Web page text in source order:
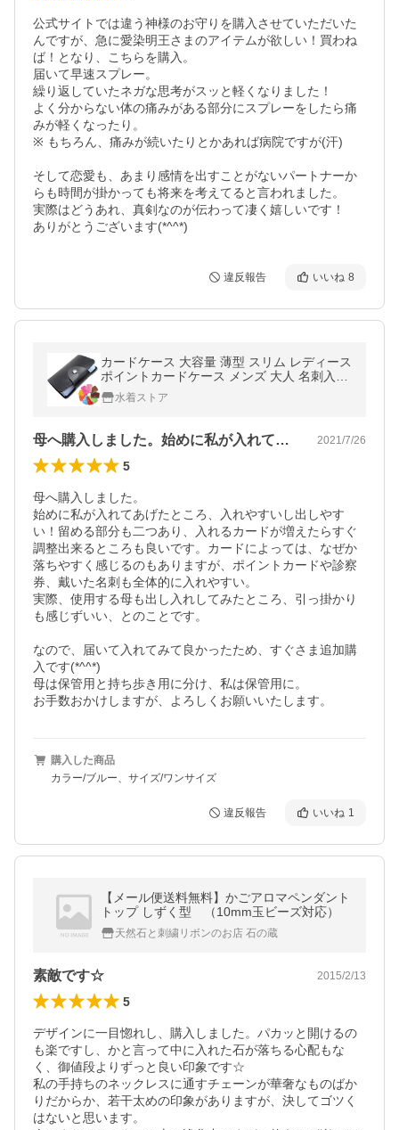
公式サイトでは違う神様のお守りを購入させていただいた
んですが、急に愛染明王さまのアイテムが欲しい！買わね
ば！となり、こちらを購入。
届いて早速スプレー。
繰り返していたネガな思考がスッと軽くなりました！
よく分からない体の痛みがある部分にスプレーをしたら痛
みが軽くなったり。
※ もちろん、痛みが続いたりとかあれば病院ですが(汗)
そして恋愛も、あまり感情を出すことがないパートナーか
らも時間が掛かっても将来を考えてると言われました。
実際はどうあれ、真剣なのが伝わって凄く嬉しいです！
ありがとうございます(*^^*)
違反報告 いいね 8
カードケース 大容量 薄型 スリム レディース
ポイントカードケース メンズ 大人 名刺入れ
24枚収納可能 合皮 レザー
水着ストア
母へ購入しました。始めに私が入れてあげ… 2021/7/26
5
母へ購入しました。
始めに私が入れてあげたところ、入れやすいし出しやす
い！留める部分も二つあり、入れるカードが増えたらすぐ
調整出来るところも良いです。カードによっては、なぜか
落ちやすく感じるのもありますが、ポイントカードや診察
券、戴いた名刺も全体的に入れやすい。
実際、使用する母も出し入れしてみたところ、引っ掛かり
も感じずいい、とのことです。
なので、届いて入れてみて良かったため、すぐさま追加購
入です(*^^*)
母は保管用と持ち歩き用に分け、私は保管用に。
お手数おかけしますが、よろしくお願いいたします。
購入した商品
カラー/ブルー、サイズ/ワンサイズ
違反報告 いいね 1
【メール便送料無料】かごアロマペンダント
トップ しずく型 （10mm玉ビーズ対応）
天然石と刺繍リボンのお店 石の蔵
素敵です☆ 2015/2/13
5
デザインに一目惚れし、購入しました。パカッと開けるの
も楽ですし、かと言って中に入れた石が落ちる心配もな
く、御値段よりずっと良い印象です☆
私の手持ちのネックレスに通すチェーンが華奢なものばか
りだからか、若干太めの印象がありますが、決してゴツく
はないと思います。